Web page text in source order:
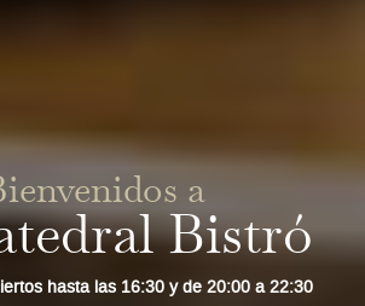
a
Bistró
hasta las 16:30 y de 20:00 a 22:30